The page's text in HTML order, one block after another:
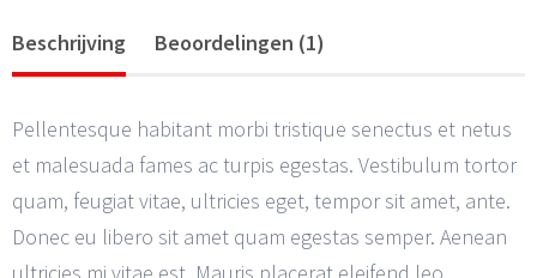
Beschrijving Beoordelingen (1)
Pellentesque habitant morbi tristique senectus et netus
et malesuada fames ac turpis egestas. Vestibulum tortor
quam, feugiat vitae, ultricies eget, tempor sit amet, ante.
Donec eu libero sit amet quam egestas semper. Aenean